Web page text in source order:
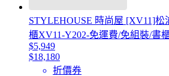
STYLEHOUSE 時尚屋 [XV11]松
櫃XV11-Y202-免運費/免組裝/書
$5,949
$18,180
折價券